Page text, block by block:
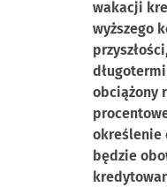
wakacji
wyższego
obciążony
określenie
będzie